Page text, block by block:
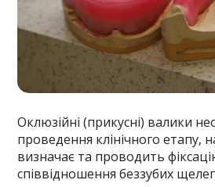
Оклюзійні (прикусні) валики
проведення клінічного етапу,
визначає та проводить
співвідношення беззубих